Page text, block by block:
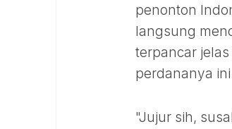
penonton
langsung
terpancar
perdananya
"Jujur sih,